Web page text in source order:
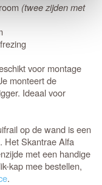
(twee zijden met
voor montage
monteert de
Ideaal voor
op de wand is een
Het Skantrae Alfa
met een handige
kap mee bestellen,
.